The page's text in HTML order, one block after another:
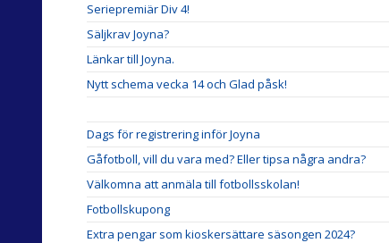
Seriepremiär Div 4!
Säljkrav Joyna?
Länkar till Joyna.
Nytt schema vecka 14 och Glad påsk!
Dags för registrering inför Joyna
Gåfotboll, vill du vara med? Eller tipsa några andra?
Välkomna att anmäla till fotbollsskolan!
Fotbollskupong
Extra pengar som kioskersättare säsongen 2024?